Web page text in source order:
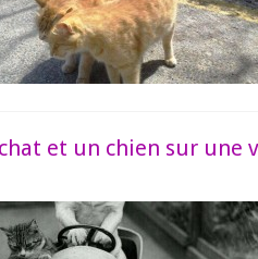
et un chien sur une